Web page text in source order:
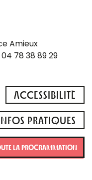
Amieux
78 38 89 29
ACCESSIBILITÉ
PRATIQUES
LA PROGRAMMATION